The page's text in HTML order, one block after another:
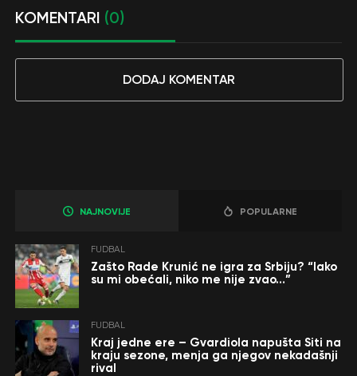
KOMENTARI (0)
DODAJ KOMENTAR
NAJNOVIJE POPULARNE
FUDBAL
Zašto Rade Krunić ne igra za Srbiju? “Iako
su mi obećali, niko me nije zvao…”
FUDBAL
Kraj jedne ere – Gvardiola napušta Siti na
kraju sezone, menja ga njegov nekadašnji
rival